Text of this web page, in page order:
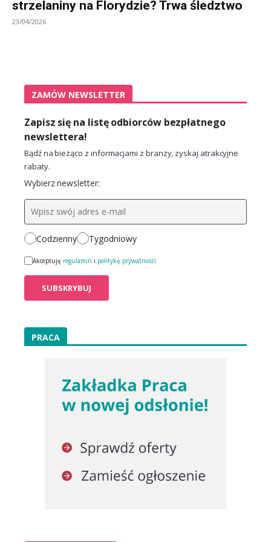
strzelaniny na Florydzie? Trwa śledztwo
23/04/2026
ZAMÓW NEWSLETTER
Zapisz się na listę odbiorców bezpłatnego
newslettera!
Bądź na bieżąco z informacjami z branży, zyskaj atrakcyjne
rabaty.
Wybierz newsletter:
Codzienny Tygodniowy
Akceptuję regulamin i politykę prywatności
PRACA